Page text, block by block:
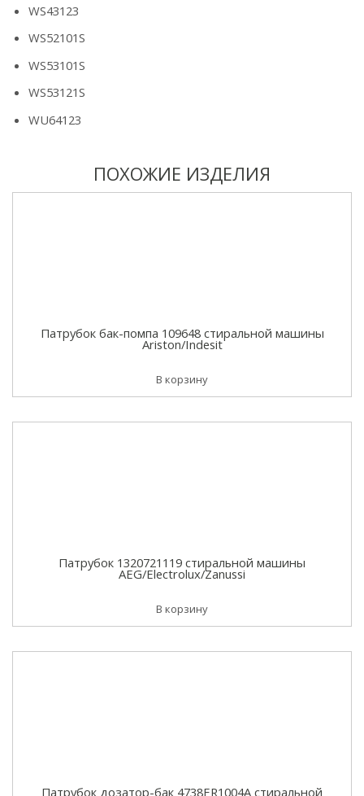
WS43123
WS52101S
WS53101S
WS53121S
WU64123
ПОХОЖИЕ ИЗДЕЛИЯ
Патрубок бак-помпа 109648 стиральной машины
Ariston/Indesit
В корзину
Патрубок 1320721119 стиральной машины
AEG/Electrolux/Zanussi
В корзину
Патрубок дозатор-бак 4738ER1004A стиральной